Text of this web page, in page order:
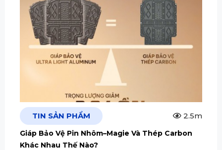
TIN SẢN PHẨM 2.5m
Giáp Bảo Vệ Pin Nhôm–Magie Và Thép Carbon
Khác Nhau Thế Nào?